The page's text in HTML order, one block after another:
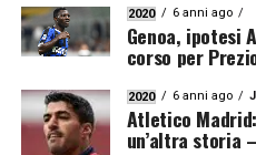
2020 6 anni ago
Genoa, ipotesi
corso per
2020 6 anni ago
Atletico
un’altra storia –